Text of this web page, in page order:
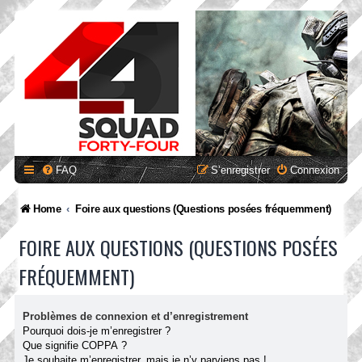
FAQ Connexion
S’enregistrer
Home Foire aux questions (Questions posées fréquemment)
FOIRE AUX QUESTIONS (QUESTIONS POSÉES
FRÉQUEMMENT)
Problèmes de connexion et d’enregistrement
Pourquoi dois-je m’enregistrer ?
Que signifie COPPA ?